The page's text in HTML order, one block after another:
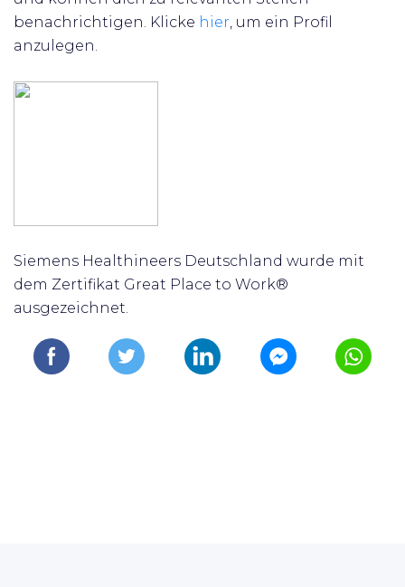
benachrichtigen. Klicke hier, um ein Profil
anzulegen.
Siemens Healthineers Deutschland wurde mit
dem Zertifikat Great Place to Work®
ausgezeichnet.